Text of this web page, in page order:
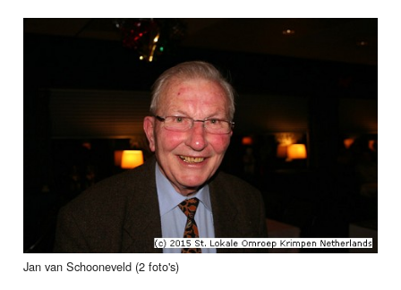
Jan van Schooneveld (2 foto's)